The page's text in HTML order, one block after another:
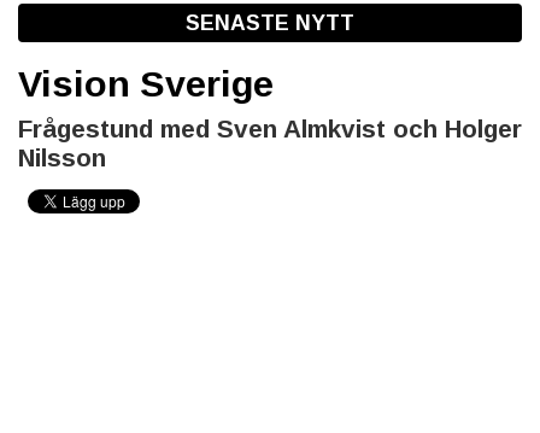
SENASTE NYTT
Vision Sverige
Frågestund med Sven Almkvist och Holger
Nilsson